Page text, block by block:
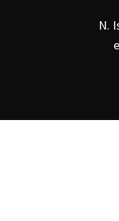
N.